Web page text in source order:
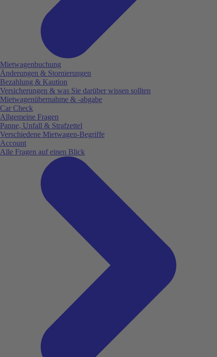
Mietwagenbuchung
Änderungen & Stornierungen
Bezahlung & Kaution
Versicherungen & was Sie darüber wissen sollten
Mietwagenübernahme & -abgabe
Car Check
Allgemeine Fragen
Panne, Unfall & Strafzettel
Verschiedene Mietwagen-Begriffe
Account
Alle Fragen auf einen Blick